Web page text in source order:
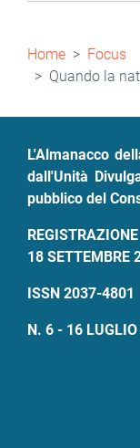
Briciole
di
pane
Home
Focus
Quando la
L'Almanacco
dall'Unità
pubblico del
18 SETTEMBRE
ISSN 2037-4801
N. 6 - 16